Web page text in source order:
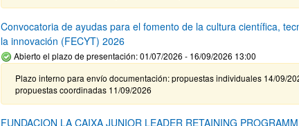
Convocatoria de ayudas para el fomento de la cultura científica,
la innovación (FECYT) 2026
Abierto el plazo de presentación: 01/07/2026 - 16/09/2026 13:00
Plazo interno para envío documentación: propuestas individuales 14/09/
propuestas coordinadas 11/09/2026
FUNDACION LA CAIXA JUNIOR LEADER RETAINING